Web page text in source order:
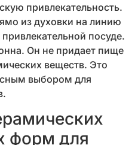
привлекательность.
из духовки на линию
посуде.
Он не придает пище
веществ. Это
выбором для
форм для